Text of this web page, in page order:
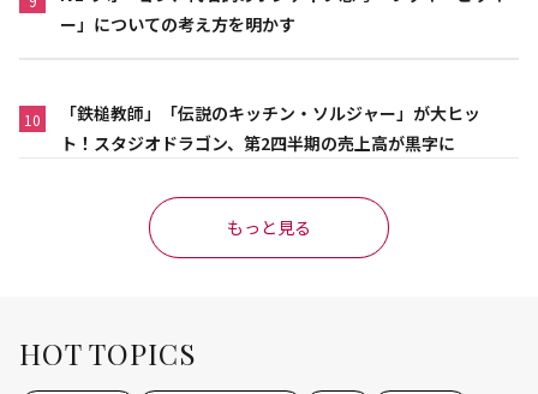
ー」についての考え方を明かす
10
「鉄槌教師」「伝説のキッチン・ソルジャー」が大ヒッ
ト！スタジオドラゴン、第2四半期の売上高が黒字に
もっと見る
HOT TOPICS